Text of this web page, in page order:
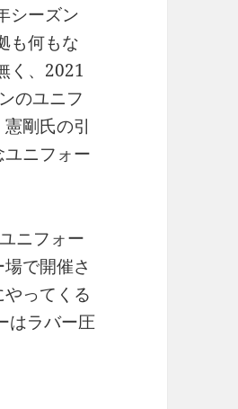
シーズン
も何もな
く、2021
のユニフ
剛氏の引
ニフォー
ニフォー
で開催さ
ってくる
はラバー圧